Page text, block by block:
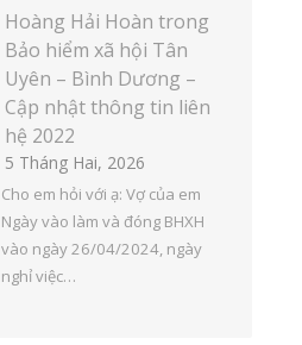
Hoàng Hải Hoàn trong
Bảo hiểm xã hội Tân
Uyên – Bình Dương –
Cập nhật thông tin liên
hệ 2022
5 Tháng Hai, 2026
Cho em hỏi với ạ: Vợ của em
Ngày vào làm và đóng BHXH
vào ngày 26/04/2024, ngày
nghỉ việc…